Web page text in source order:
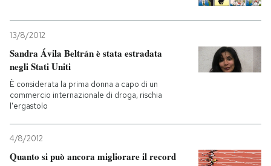
13/8/2012
Sandra Ávila Beltrán è stata estradata
negli Stati Uniti
È considerata la prima donna a capo di un
commercio internazionale di droga, rischia
l'ergastolo
4/8/2012
Quanto si può ancora migliorare il record